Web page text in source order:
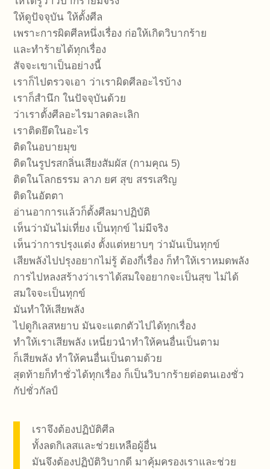
ให้ดูปัจจุบัน ให้ตั้งศีล
เพราะการผิดศีลหนึ่งเรื่อง ก่อให้เกิดวิบากร้าย
และทำร้ายได้ทุกเรื่อง
สัจจะเขาเป็นอย่างนี้
เราก็ไปตรวจเอา ว่าเราผิดศีลอะไรบ้าง
เราก็สำนึก ในปัจจุบันด้วย
ว่าเราตั้งศีลอะไรมาลดละเลิก
เราติดยึดในอะไร
ติดในอบายมุข
ติดในรูปรสกลิ่นเสียงสัมผัส (กามคุณ 5)
ติดในโลกธรรม ลาภ ยศ สุข สรรเสริญ
ติดในอัตตา
อ่านอาการแล้วก็ตั้งศีลมาปฏิบัติ
เห็นว่ามันไม่เที่ยง เป็นทุกข์ ไม่มีจริง
เห็นว่าการปรุงแต่ง ตั้งแต่หยาบๆ ว่ามันเป็นทุกข์
เสียพลังไปปรุงอยากไม่รู้ ต้องกี่เรื่อง ก็ทำให้เราหมดพลัง
การไปหลงสร้างว่าเราได้สมใจอยากจะเป็นสุข ไม่ได้
สมใจจะเป็นทุกข์
มันทำให้เสียพลัง
ไปดูกิเลสหยาบ มันจะแตกตัวไปได้ทุกเรื่อง
ทำให้เราเสียพลัง เหนี่ยวนำทำให้คนอื่นเป็นตาม
ก็เสียพลัง ทำให้คนอื่นเป็นตามด้วย
สุดท้ายก็ทำชั่วได้ทุกเรื่อง ก็เป็นวิบากร้ายต่อตนเองชั่ว
กัปชั่วกัลป์
เราจึงต้องปฏิบัติศีล
ทั้งลดกิเลสและช่วยเหลือผู้อื่น
มันจึงต้องปฏิบัติวิบากดี มาคุ้มครองเราและช่วย